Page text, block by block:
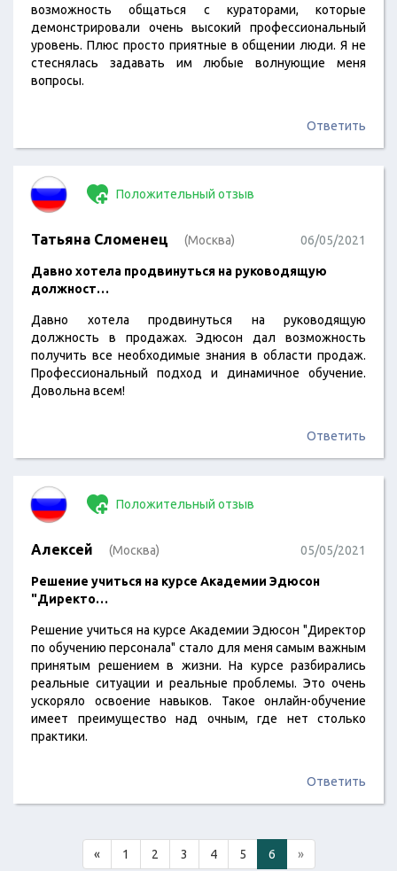
возможность общаться с кураторами, которые
демонстрировали очень высокий профессиональный
уровень. Плюс просто приятные в общении люди. Я не
стеснялась задавать им любые волнующие меня
вопросы.
Ответить
Положительный отзыв
Татьяна Сломенец (Москва) 06/05/2021
Давно хотела продвинуться на руководящую
должност…
Давно хотела продвинуться на руководящую
должность в продажах. Эдюсон дал возможность
получить все необходимые знания в области продаж.
Профессиональный подход и динамичное обучение.
Довольна всем!
Ответить
Положительный отзыв
Алексей (Москва) 05/05/2021
Решение учиться на курсе Академии Эдюсон
"Директо…
Решение учиться на курсе Академии Эдюсон "Директор
по обучению персонала" стало для меня самым важным
принятым решением в жизни. На курсе разбирались
реальные ситуации и реальные проблемы. Это очень
ускоряло освоение навыков. Такое онлайн-обучение
имеет преимущество над очным, где нет столько
практики.
Ответить
« 1 2 3 4 5 6 »